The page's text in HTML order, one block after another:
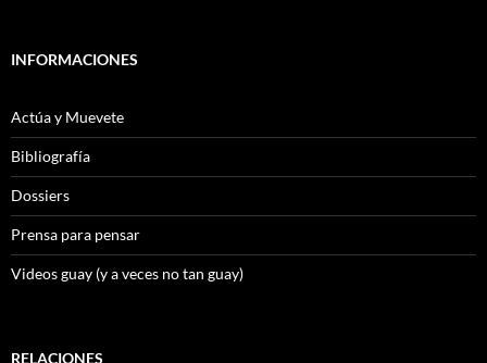
INFORMACIONES
Actúa y Muevete
Bibliografía
Dossiers
Prensa para pensar
Videos guay (y a veces no tan guay)
RELACIONES